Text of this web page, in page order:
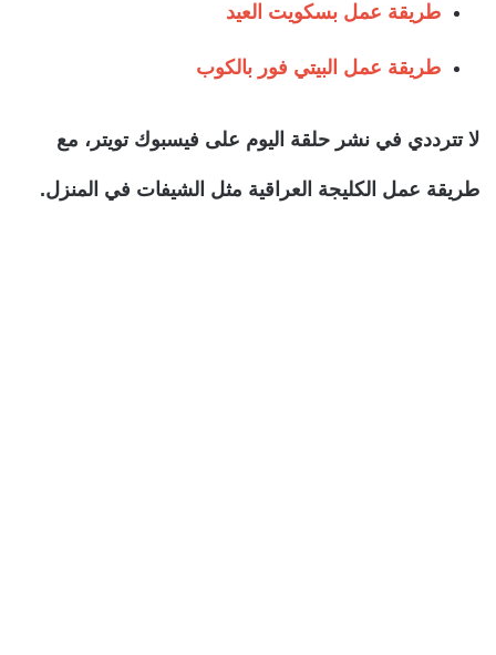
طريقة عمل بسكويت العيد
طريقة عمل البيتي فور بالكوب
لا تترددي في نشر حلقة اليوم على فيسبوك تويتر، مع
طريقة عمل الكليجة العراقية مثل الشيفات في المنزل.